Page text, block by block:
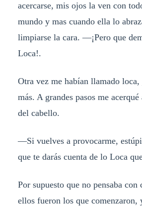
acercarse, mis ojos la ven con
mundo y mas cuando ella lo
limpiarse la cara. —¡Pero que
Loca!.
Otra vez me habían llamado loca,
más. A grandes pasos me
del cabello.
—Si vuelves a provocarme,
que te darás cuenta de lo Loca
Por supuesto que no pensaba con
ellos fueron los que comenzaron,